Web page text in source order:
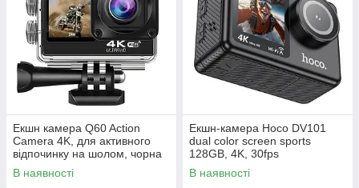
Екшн камера Q60 Action
Camera 4K, для активного
відпочинку на шолом, чорна
В наявності
Екшн-камера Hoco DV101
dual color screen sports
128GB, 4K, 30fps
В наявності